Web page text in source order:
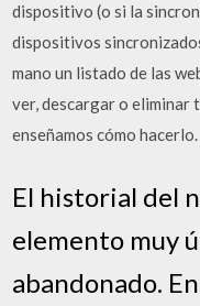
dispositivo (o si la
dispositivos
mano un listado de las
ver, descargar o eliminar
enseñamos cómo hacerlo.
El historial del
elemento muy
abandonado.